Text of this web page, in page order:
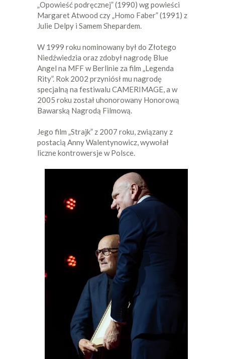
„Opowieść podręcznej” (1990) wg powieści
Margaret Atwood czy „Homo Faber” (1991) z
Julie Delpy i Samem Shepardem.
W 1999 roku nominowany był do Złotego
Niedźwiedzia oraz zdobył nagrodę Blue
Angel na MFF w Berlinie za film „Legenda
Rity”. Rok 2002 przyniósł mu nagrodę
specjalną na festiwalu CAMERIMAGE, a w
2005 roku został uhonorowany Honorową
Bawarską Nagrodą Filmową.
Jego film „Strajk” z 2007 roku, związany z
postacią Anny Walentynowicz, wywołał
liczne kontrowersje w Polsce.